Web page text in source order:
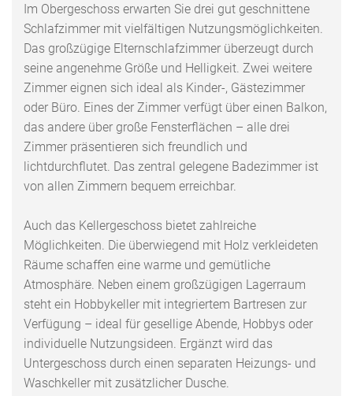
Im Obergeschoss erwarten Sie drei gut geschnittene
Schlafzimmer mit vielfältigen Nutzungsmöglichkeiten.
Das großzügige Elternschlafzimmer überzeugt durch
seine angenehme Größe und Helligkeit. Zwei weitere
Zimmer eignen sich ideal als Kinder-, Gästezimmer
oder Büro. Eines der Zimmer verfügt über einen Balkon,
das andere über große Fensterflächen – alle drei
Zimmer präsentieren sich freundlich und
lichtdurchflutet. Das zentral gelegene Badezimmer ist
von allen Zimmern bequem erreichbar.
Auch das Kellergeschoss bietet zahlreiche
Möglichkeiten. Die überwiegend mit Holz verkleideten
Räume schaffen eine warme und gemütliche
Atmosphäre. Neben einem großzügigen Lagerraum
steht ein Hobbykeller mit integriertem Bartresen zur
Verfügung – ideal für gesellige Abende, Hobbys oder
individuelle Nutzungsideen. Ergänzt wird das
Untergeschoss durch einen separaten Heizungs- und
Waschkeller mit zusätzlicher Dusche.